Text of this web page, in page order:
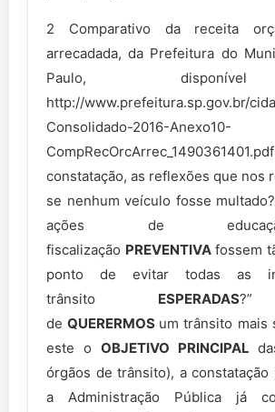
2 Comparativo da receita
arrecadada, da Prefeitura do
Paulo,
http://www.prefeitura.sp.gov.br/
Consolidado-2016-Anexo10-
constatação, as reflexões que nos
se nenhum veículo fosse
ações de
fiscalização PREVENTIVA fossem
ponto de evitar todas as
trânsito ESPERADAS?”
deQUERERMOS um trânsito mais
este o OBJETIVO PRINCIPAL
órgãos de trânsito), a constatação
a Administração Pública já